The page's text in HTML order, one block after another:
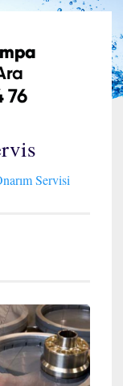
Servisi